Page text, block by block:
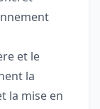
et le
la
la mise en